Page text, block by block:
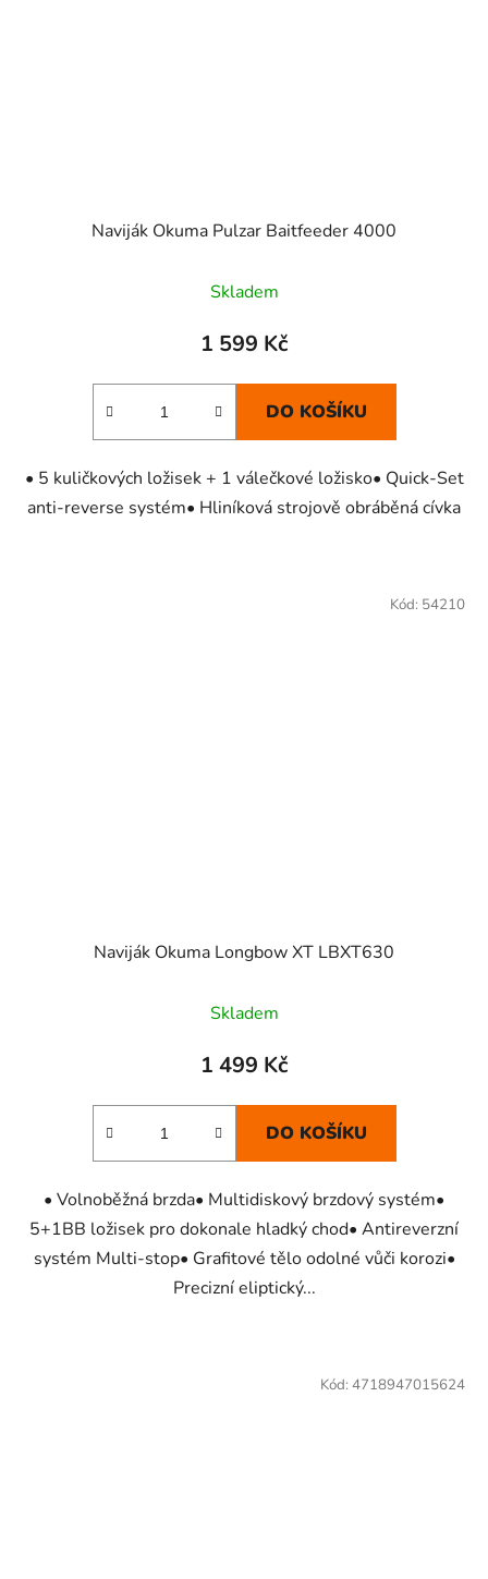
Naviják Okuma Pulzar Baitfeeder 4000
Skladem
1 599 Kč
DO KOŠÍKU
• 5 kuličkových ložisek + 1 válečkové ložisko• Quick-Set
anti-reverse systém• Hliníková strojově obráběná cívka
Naviják Okuma Longbow XT LBXT630
Skladem
1 499 Kč
DO KOŠÍKU
• Volnoběžná brzda• Multidiskový brzdový systém•
5+1BB ložisek pro dokonale hladký chod• Antireverzní
systém Multi-stop• Grafitové tělo odolné vůči korozi•
Precizní eliptický...
Kód: 54210
Kód: 4718947015624